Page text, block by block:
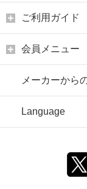
ご利用ガイド
会員メニュー
メーカーから
Language